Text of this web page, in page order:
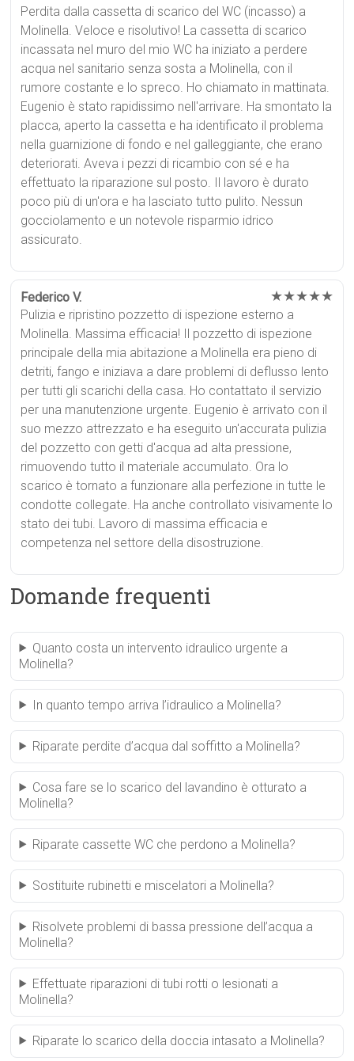
Perdita dalla cassetta di scarico del WC (incasso) a
Molinella. Veloce e risolutivo! La cassetta di scarico
incassata nel muro del mio WC ha iniziato a perdere
acqua nel sanitario senza sosta a Molinella, con il
rumore costante e lo spreco. Ho chiamato in mattinata.
Eugenio è stato rapidissimo nell'arrivare. Ha smontato la
placca, aperto la cassetta e ha identificato il problema
nella guarnizione di fondo e nel galleggiante, che erano
deteriorati. Aveva i pezzi di ricambio con sé e ha
effettuato la riparazione sul posto. Il lavoro è durato
poco più di un'ora e ha lasciato tutto pulito. Nessun
gocciolamento e un notevole risparmio idrico
assicurato.
Federico V. ★★★★★
Pulizia e ripristino pozzetto di ispezione esterno a
Molinella. Massima efficacia! Il pozzetto di ispezione
principale della mia abitazione a Molinella era pieno di
detriti, fango e iniziava a dare problemi di deflusso lento
per tutti gli scarichi della casa. Ho contattato il servizio
per una manutenzione urgente. Eugenio è arrivato con il
suo mezzo attrezzato e ha eseguito un'accurata pulizia
del pozzetto con getti d'acqua ad alta pressione,
rimuovendo tutto il materiale accumulato. Ora lo
scarico è tornato a funzionare alla perfezione in tutte le
condotte collegate. Ha anche controllato visivamente lo
stato dei tubi. Lavoro di massima efficacia e
competenza nel settore della disostruzione.
Domande frequenti
Quanto costa un intervento idraulico urgente a
Molinella?
In quanto tempo arriva l’idraulico a Molinella?
Riparate perdite d’acqua dal soffitto a Molinella?
Cosa fare se lo scarico del lavandino è otturato a
Molinella?
Riparate cassette WC che perdono a Molinella?
Sostituite rubinetti e miscelatori a Molinella?
Risolvete problemi di bassa pressione dell’acqua a
Molinella?
Effettuate riparazioni di tubi rotti o lesionati a
Molinella?
Riparate lo scarico della doccia intasato a Molinella?